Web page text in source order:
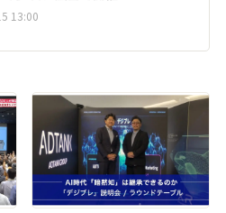
13:00